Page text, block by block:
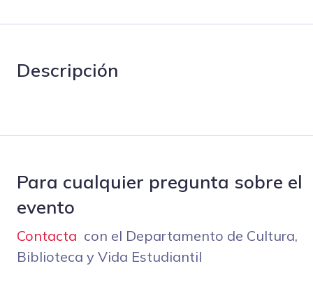
Descripción
Para cualquier pregunta sobre el
evento
Contacta con el Departamento de Cultura,
Biblioteca y Vida Estudiantil